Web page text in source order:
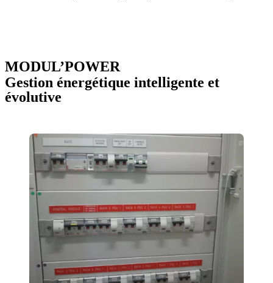
MODUL’POWER
Gestion énergétique intelligente et
évolutive